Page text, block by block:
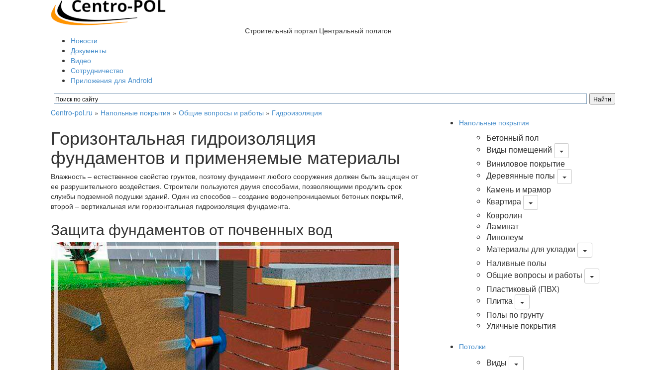
Строительный портал Центральный полигон
Новости
Документы
Видео
Сотрудничество
Приложения для Android
Centro-pol.ru » Напольные покрытия » Общие вопросы и работы » Гидроизоляция
Горизонтальная гидроизоляция
фундаментов и применяемые материалы
Влажность – естественное свойство грунтов, поэтому фундамент любого сооружения должен быть защищен от
ее разрушительного воздействия. Строители пользуются двумя способами, позволяющими продлить срок
службы подземной подушки зданий. Один из способов – создание водонепроницаемых бетоных покрытий,
второй – вертикальная или горизонтальная гидроизоляция фундамента.
Защита фундаментов от почвенных вод
Напольные покрытия
Бетонный пол
Виды помещений
Виниловое покрытие
Деревянные полы
Камень и мрамор
Квартира
Ковролин
Ламинат
Линолеум
Материалы для укладки
Наливные полы
Общие вопросы и работы
Пластиковый (ПВХ)
Плитка
Полы по грунту
Уличные покрытия
Потолки
Виды